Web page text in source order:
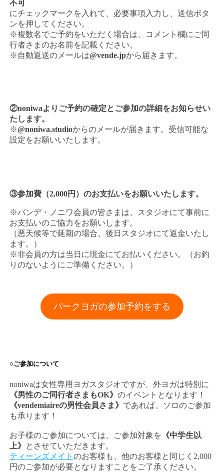
不可
にチェックマークを入れて、必要事項入力し、送信ボタ
ンを押してください。
※複数名でご予約をいただく場合は、コメント欄にご同
行者さまのお名前を記載ください。
※自動返送のメールは@vende.jpから届きます。
②noniwaよりご予約の確定とご参加の詳細をお知らせい
たします。
※@noniwa.studioからのメールが届きます。受信可能な
設定をお願いいたします。
③参加費（2,000円）のお支払いをお願いいたします。
※バンデ・ノニワ会員の皆さまは、スタジオにて事前に
お支払いのご協力をお願いします。
（悪天候等で延期の場合、後日スタジオにて返金いたし
ます。）
※非会員の方は当日に現金にてお払いください。（お釣
りのないようにご準備ください。）
パークヨガの参加予約をする
○ご参加について
noniwaは女性専用ヨガスタジオですが、外ヨガは特別に
《男性のご同行者さまもOK》 のイベントとなります！
《vendemiaireの男性会員さま》 であれば、ソロのご参加
も承ります！
お子様のご参加については、ご参加対象を 《中学生以
上》 とさせていただきます。
ティーンズメイト のお客様も、他のお客様と同じく2,000
円のご参加が必要となりますことをご了承ください。